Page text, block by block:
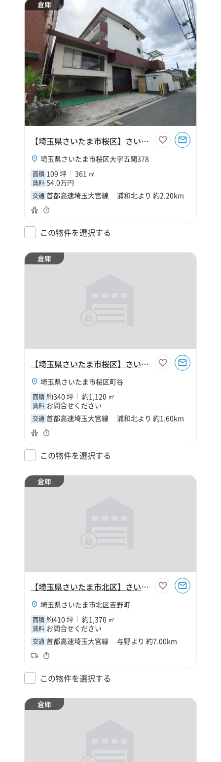
倉庫
【埼玉県さいたま市桜区】さいたま市桜区大字五関109坪倉庫
埼玉県さいたま市桜区大字五関378
面積 109 坪 361 ㎡
賃料 54.0万円
交通 首都高速埼玉大宮線 浦和北より 約2.20km
この物件を選択する
倉庫
【埼玉県さいたま市桜区】さいたま市桜区町谷4丁目340坪倉庫
埼玉県さいたま市桜区町谷
面積 約340 坪 約1,120 ㎡
賃料 お問合せください
交通 首都高速埼玉大宮線 浦和北より 約1.60km
この物件を選択する
倉庫
【埼玉県さいたま市北区】さいたま市北区吉野町2丁目420坪倉庫
埼玉県さいたま市北区吉野町
面積 約410 坪 約1,370 ㎡
賃料 お問合せください
交通 首都高速埼玉大宮線 与野より 約7.00km
この物件を選択する
倉庫